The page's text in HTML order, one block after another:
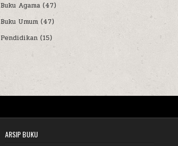
Buku Agama (47)
Buku Umum (47)
Pendidikan (15)
ARSIP BUKU